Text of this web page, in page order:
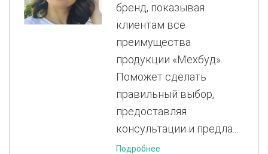
бренд, показывая
клиентам все
преимущества
продукции «Мехбуд».
Поможет сделать
правильный выбор,
предоставляя
консультации и предла...
Подробнее